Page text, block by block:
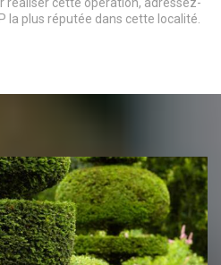
la plus réputée dans cette localité.